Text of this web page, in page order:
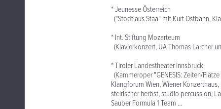
* Jeunesse Österreich
("Stodt aus Staa" mit Kurt Ostbahn,
* Int. Stiftung Mozarteum
(Klavierkonzert, UA Thomas Larcher
* Tiroler Landestheater Innsbruck
(Kammeroper "GENESIS: Zeiten/
Klangforum Wien, Wiener
steirischer herbst, studio percussion,
Sauber Formula 1 Team ...